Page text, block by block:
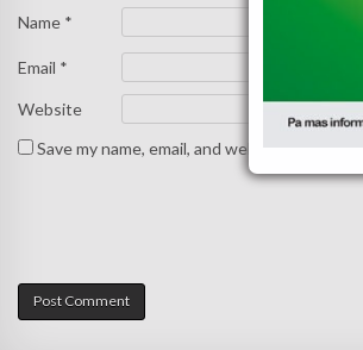
Name *
Email *
Website
Save my name, email, and website in this